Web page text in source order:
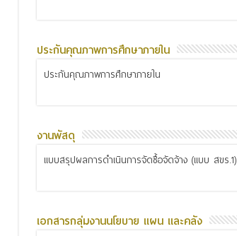
ประกันคุณภาพการศึกษาภายใน
ประกันคุณภาพการศึกษาภายใน
งานพัสดุ
แบบสรุปผลการดำเนินการจัดซื้อจัดจ้าง (แบบ สขร.1)
เอกสารกลุ่มงานนโยบาย แผน และคลัง